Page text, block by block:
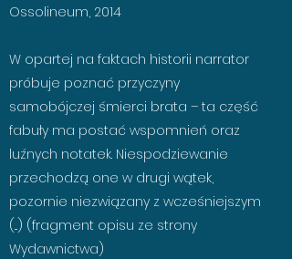
Ossolineum, 2014
W opartej na faktach historii narrator
próbuje poznać przyczyny
samobójczej śmierci brata – ta część
fabuły ma postać wspomnień oraz
luźnych notatek. Niespodziewanie
przechodzą one w drugi wątek,
pozornie niezwiązany z wcześniejszym
(...) (fragment opisu ze strony
Wydawnictwa)